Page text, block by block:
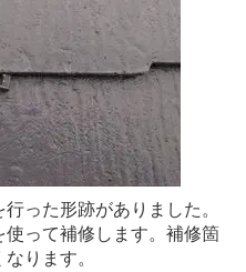
った形跡がありました。
って補修します。補修箇
ります。